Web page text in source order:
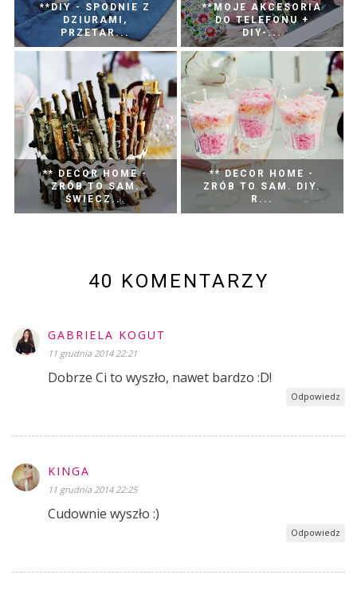
**DIY - SPODNIE Z
DZIURAMI,
PRZETAR...
**MOJE AKCESORIA
DO TELEFONU +
DIY-...
** DECOR HOME -
ZRÓB TO SAM.
ŚWIECZ...
** DECOR HOME -
ZRÓB TO SAM. DIY.
R...
40 KOMENTARZY
GABRIELA KOGUT
11 grudnia 2014 22:21
Dobrze Ci to wyszło, nawet bardzo :D!
Odpowiedz
KINGA
11 grudnia 2014 22:25
Cudownie wyszło :)
Odpowiedz